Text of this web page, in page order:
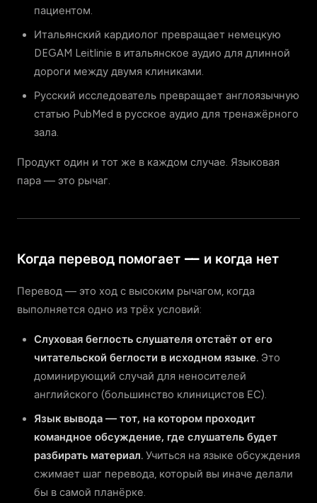
пациентом.
Итальянский кардиолог превращает немецкую
DEGAM Leitlinie в итальянское аудио для длинной
дороги между двумя клиниками.
Русский исследователь превращает англоязычную
статью PubMed в русское аудио для тренажёрного
зала.
Продукт один и тот же в каждом случае. Языковая
пара — это рычаг.
Когда перевод помогает — и когда нет
Перевод — это ход с высоким рычагом, когда
выполняется одно из трёх условий:
Слуховая беглость слушателя отстаёт от его
читательской беглости в исходном языке. Это
доминирующий случай для неносителей
английского (большинство клиницистов ЕС).
Язык вывода — тот, на котором проходит
командное обсуждение, где слушатель будет
разбирать материал. Учиться на языке обсуждения
сжимает шаг перевода, который вы иначе делали
бы в самой планёрке.